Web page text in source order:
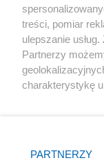
X
treści, pomiar
ulepszanie
Partnerzy
charakterystykę
zmienić/wycofać
PARTNERZY